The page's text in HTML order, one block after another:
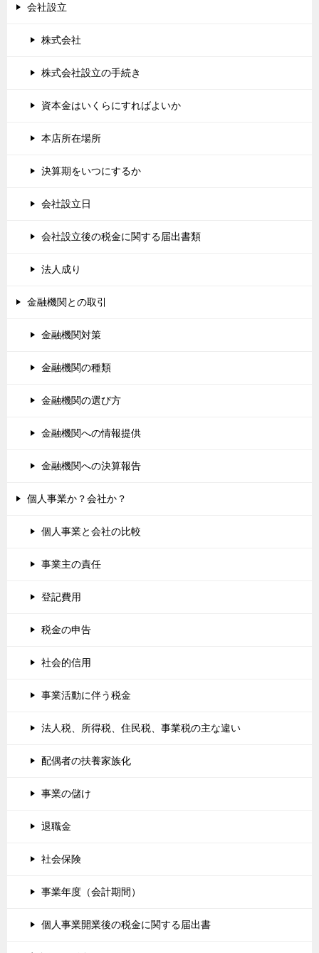
会社設立
株式会社
株式会社設立の手続き
資本金はいくらにすればよいか
本店所在場所
決算期をいつにするか
会社設立日
会社設立後の税金に関する届出書類
法人成り
金融機関との取引
金融機関対策
金融機関の種類
金融機関の選び方
金融機関への情報提供
金融機関への決算報告
個人事業か？会社か？
個人事業と会社の比較
事業主の責任
登記費用
税金の申告
社会的信用
事業活動に伴う税金
法人税、所得税、住民税、事業税の主な違い
配偶者の扶養家族化
事業の儲け
退職金
社会保険
事業年度（会計期間）
個人事業開業後の税金に関する届出書